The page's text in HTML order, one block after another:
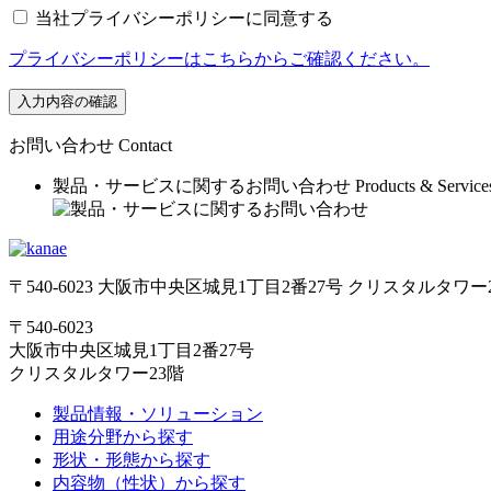
当社プライバシーポリシーに同意する
プライバシーポリシーはこちらからご確認ください。
入力内容の確認
お問い合わせ Contact
製品・サービスに関するお問い合わせ Products &
〒540-6023 大阪市中央区城見1丁目2番27号 クリスタルタワー
〒540-6023
大阪市中央区城見1丁目2番27号
クリスタルタワー23階
製品情報・ソリューション
用途分野から探す
形状・形態から探す
内容物（性状）から探す